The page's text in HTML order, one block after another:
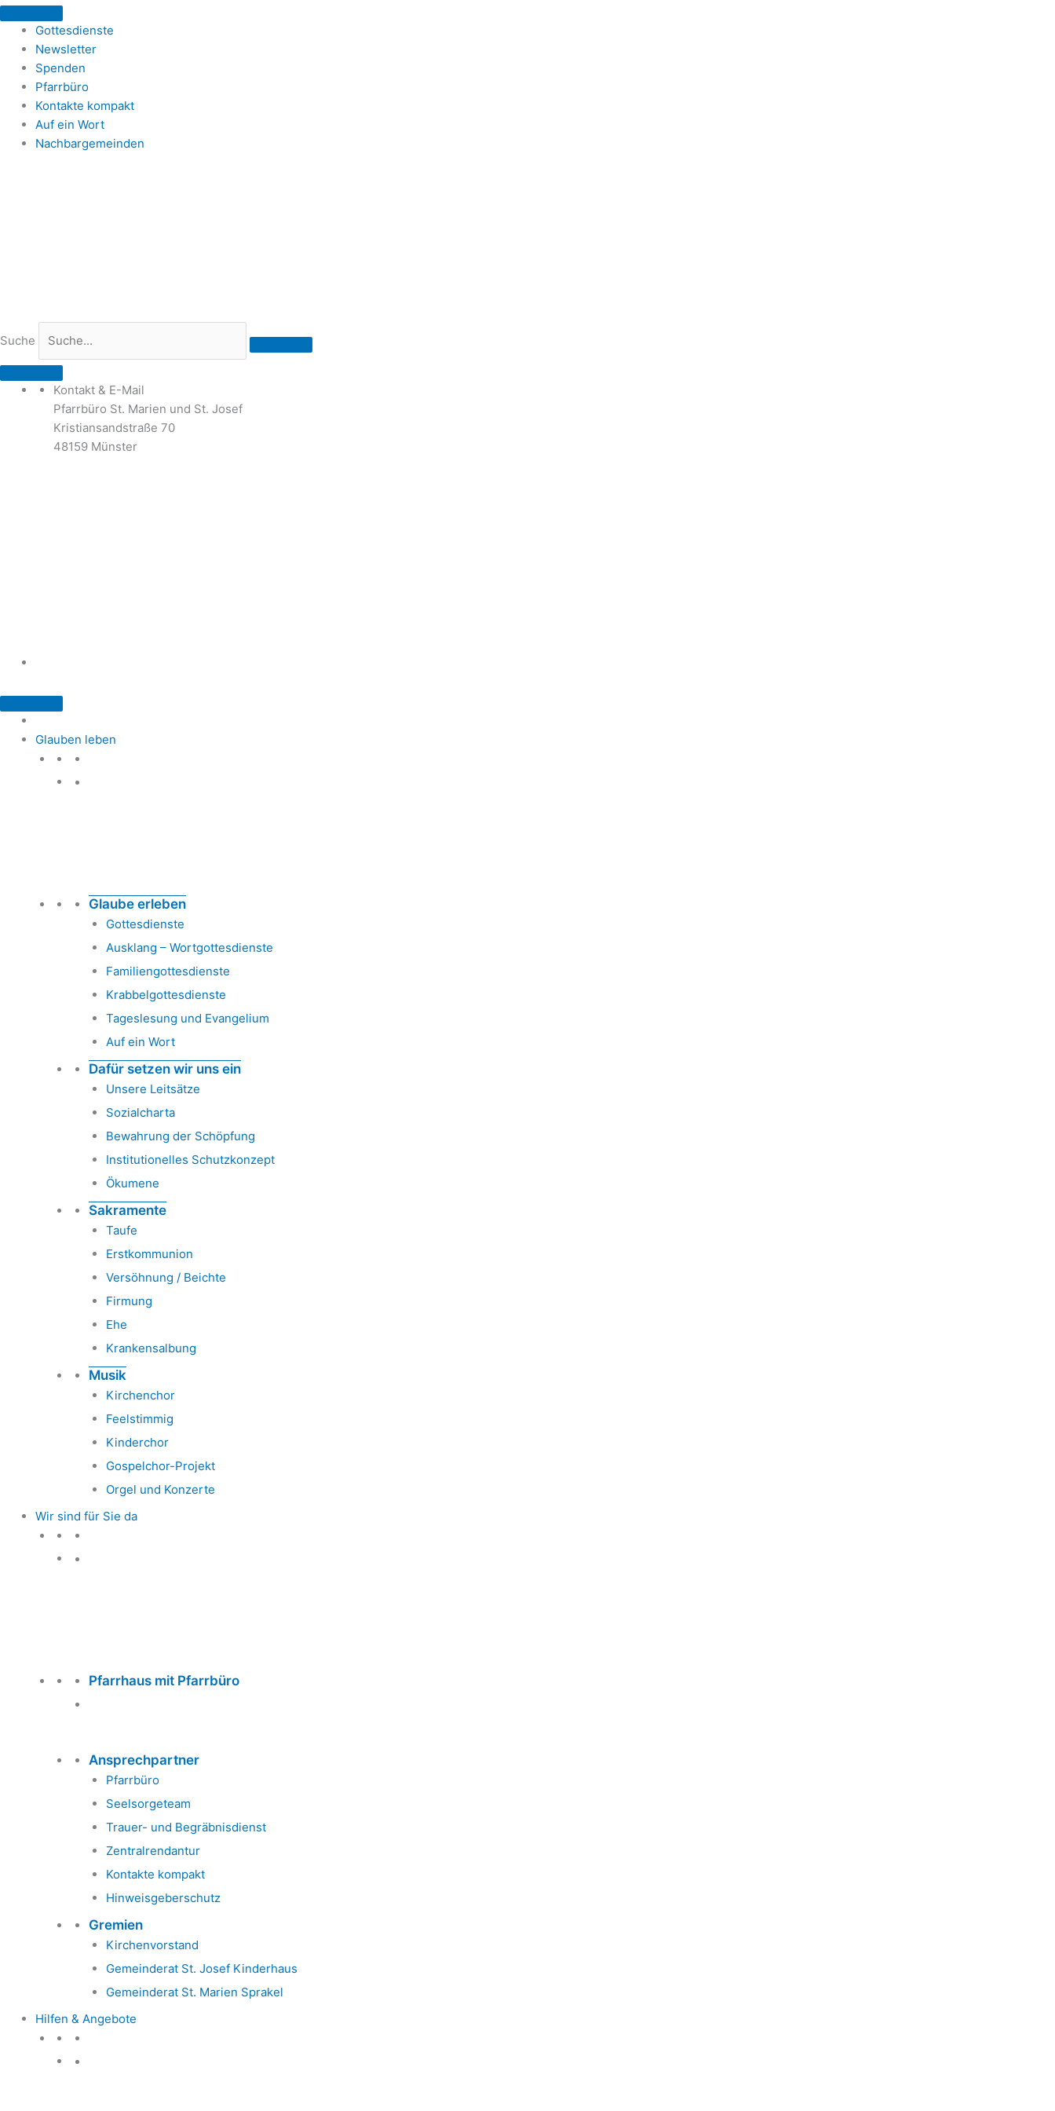
Zum
Inhalt
springen
Gottesdienste
Newsletter
Spenden
Pfarrbüro
Kontakte kompakt
Auf ein Wort
Nachbargemeinden
Suche
Kontakt & E-Mail
Pfarrbüro St. Marien und St. Josef
Kristiansandstraße 70
48159 Münster
Glauben leben
Glaube erleben
Gottesdienste
Ausklang – Wortgottesdienste
Familiengottesdienste
Krabbelgottesdienste
Tageslesung und Evangelium
Auf ein Wort
Dafür setzen wir uns ein
Unsere Leitsätze
Sozialcharta
Bewahrung der Schöpfung
Institutionelles Schutzkonzept
Ökumene
Sakramente
Taufe
Erstkommunion
Versöhnung / Beichte
Firmung
Ehe
Krankensalbung
Musik
Kirchenchor
Feelstimmig
Kinderchor
Gospelchor-Projekt
Orgel und Konzerte
Wir sind für Sie da
Pfarrhaus mit Pfarrbüro
Ansprechpartner
Pfarrbüro
Seelsorgeteam
Trauer- und Begräbnisdienst
Zentralrendantur
Kontakte kompakt
Hinweisgeberschutz
Gremien
Kirchenvorstand
Gemeinderat St. Josef Kinderhaus
Gemeinderat St. Marien Sprakel
Hilfen & Angebote